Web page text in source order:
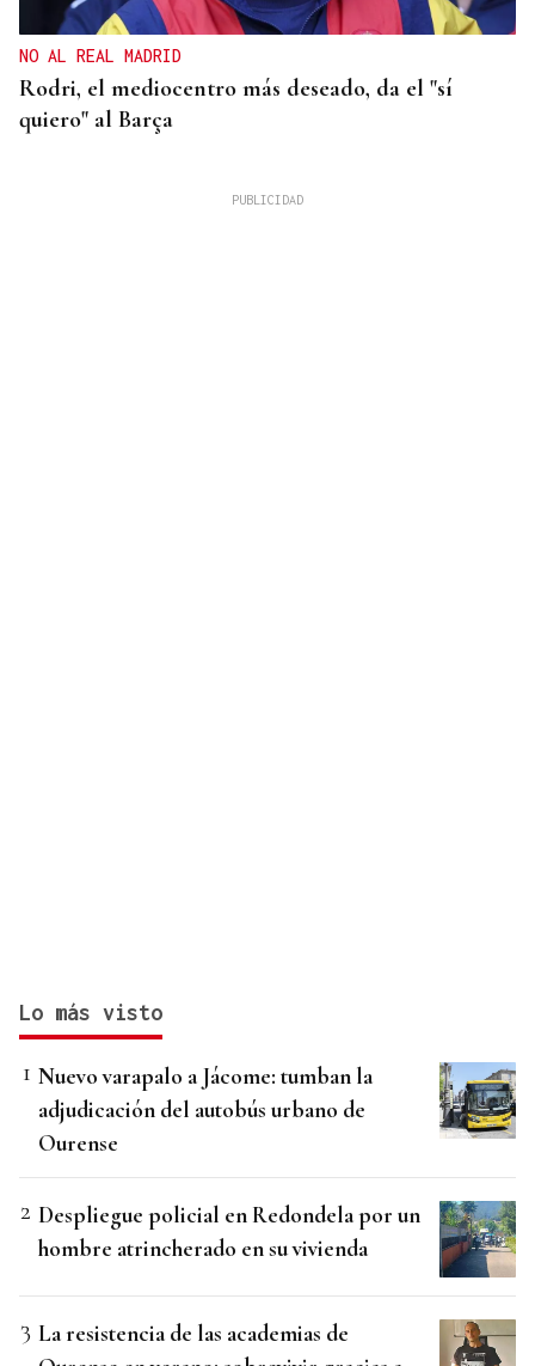
NO AL REAL MADRID
Rodri, el mediocentro más deseado, da el "sí
quiero" al Barça
Lo más visto
Nuevo varapalo a Jácome: tumban la
adjudicación del autobús urbano de
Ourense
Despliegue policial en Redondela por un
hombre atrincherado en su vivienda
La resistencia de las academias de